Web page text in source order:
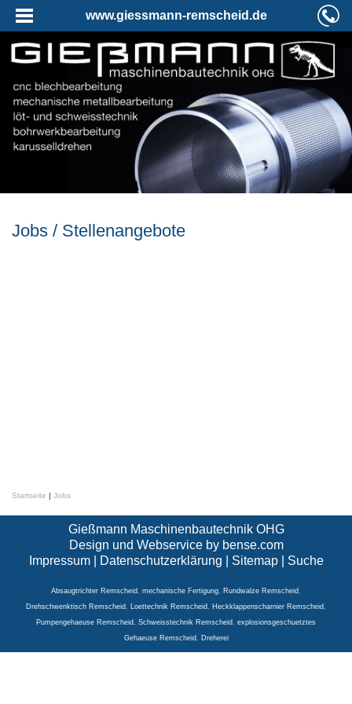
www.giessmann-remscheid.de
Jobs / Stellenangebote
Startseite | Jobs
Gießmann Maschinenbautechnik OHG
Design und Webservice by bense.com
Impressum| Datenschutzerklärung Sitemap| Suche
Absaugtrichter Remscheid, mechanische Fertigung, Rundwalze Remscheid,
Drehschwenktisch Remscheid, Loettechnik Remscheid, Heckklappenscharnier Remscheid,
Pumpengehaeuse Remscheid, Schweisstechnik Remscheid, explosionsgeschuetztes
Gehaeuse Remscheid, Dreherei